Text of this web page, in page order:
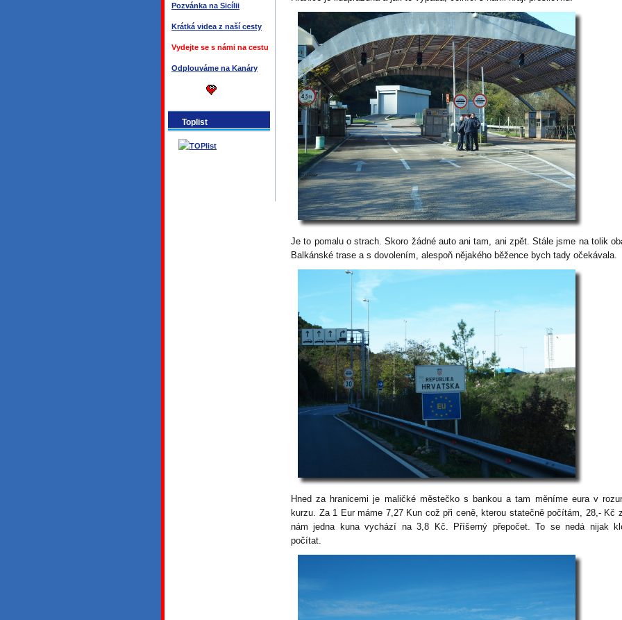
Pozvánka na Sicílii
Krátká videa z naší cesty
Vydejte se s námi na cestu
Odplouváme na Kanáry
Toplist
Je to pomalu o strach. Skoro žádné auto ani tam, ani zpět. Stále jsme na tolik
Balkánské trase a s dovolením, alespoň nějakého běžence bych tady očekávala.
Hned za hranicemi je maličké městečko s bankou a tam měníme eura v
kurzu. Za 1 Eur máme 7,27 Kun což při ceně, kterou statečně počítám, 28,- Kč
nám jedna kuna vychází na 3,8 Kč. Příšerný přepočet. To se nedá nijak
počítat.